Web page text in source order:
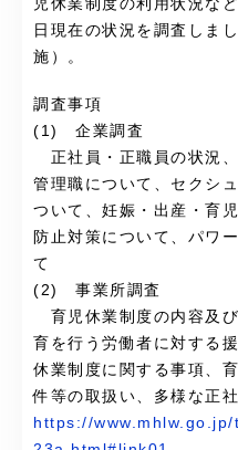
児休業制度の利用状況な
日現在の状況を調査しま
施）。
調査事項
(1) 企業調査
正社員・正職員の状況、
管理職について、セクシ
ついて、妊娠・出産・育
防止対策について、パワ
て
(2) 事業所調査
育児休業制度の内容及
育を行う労働者に対する
休業制度に関する事項、
件等の取扱い、多様な正
https://